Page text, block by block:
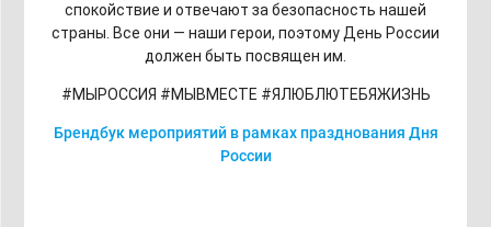
спокойствие и отвечают за безопасность нашей
страны. Все они — наши герои, поэтому День России
должен быть посвящен им.
#МЫРОССИЯ #МЫВМЕСТЕ #ЯЛЮБЛЮТЕБЯЖИЗНЬ
Брендбук мероприятий в рамках празднования Дня
России